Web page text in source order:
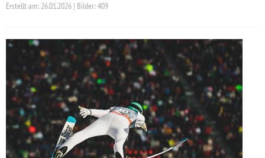
Erstellt am: 26.01.2026 | Bilder: 409